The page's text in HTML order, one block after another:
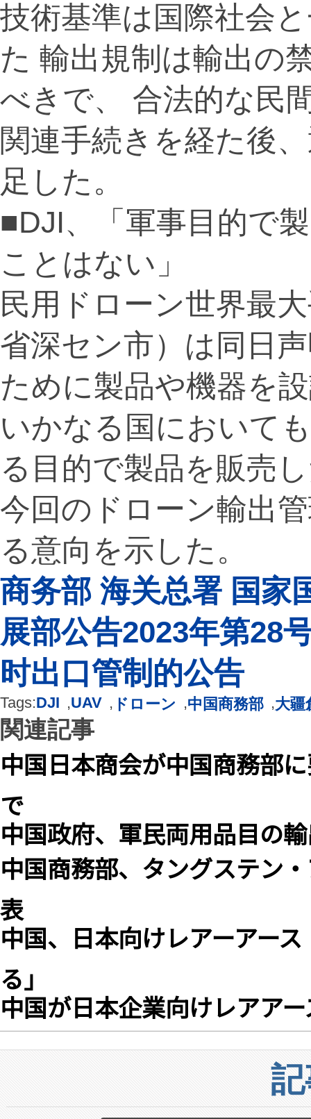
技術基準は国際社会
た 輸出規制は輸出の
べきで、 合法的な民
関連手続きを経た後
足した。
■DJI、「軍事目的で
ことはない」
民用ドローン世界最
省深セン市）は同日
ために製品や機器を
いかなる国において
る目的で製品を販売
今回のドローン輸出
る意向を示した。
商务部 海关总署 国家
展部公告2023年第28
时出口管制的公告
Tags:DJI ,UAV , ドローン ,中国商務部 ,大疆
関連記事
中国日本商会が中国商務部
で
中国政府、軍民両用品目の
中国商務部、タングステン
表
中国、日本向けレアーアー
る」
中国が日本企業向けレアア